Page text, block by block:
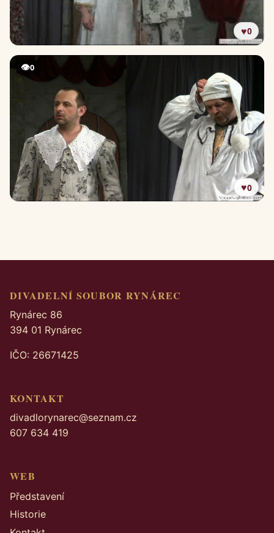
♥0
👁0
♥0
DIVADELNÍ SOUBOR RYNÁREC
Rynárec 86
394 01 Rynárec
IČO: 26671425
KONTAKT
divadlorynarec@seznam.cz
607 634 419
WEB
Představení
Historie